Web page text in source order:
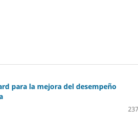
para la mejora del desempeño